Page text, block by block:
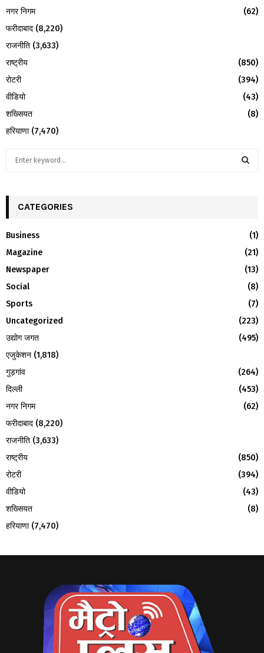
नगर निगम
(62)
फरीदाबाद (8,220)
राजनीति (3,633)
राष्ट्रीय
(850)
रोटरी
(394)
वीडियो
(43)
शख्सियत
(8)
हरियाणा(7,470)
h
o
r
:
R
CATEGORIES
Business
(1)
Magazine
(21)
Newspaper
(13)
Social
(8)
Sports
(7)
Uncategorized
(223)
उद्योग जगत
(495)
एजुकेशन (1,818)
गुड़गांव
(264)
दिल्ली
(453)
नगर निगम
(62)
फरीदाबाद (8,220)
राजनीति (3,633)
राष्ट्रीय
(850)
रोटरी
(394)
वीडियो
(43)
शख्सियत
(8)
हरियाणा(7,470)